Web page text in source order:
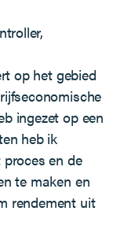
op het gebied
ingezet op een
heb ik
en de
te maken en
rendement uit